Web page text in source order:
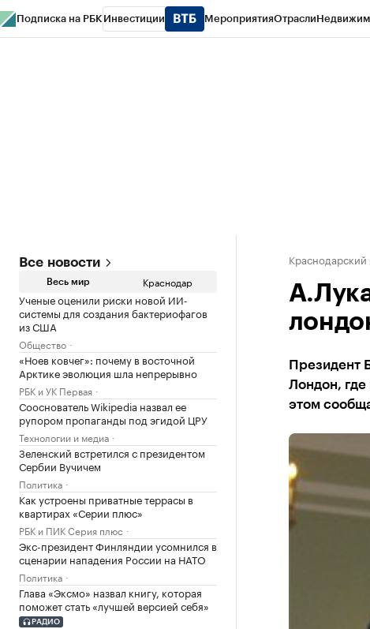
Подписка на РБК Инвестиции МероприятияОтрасли
Все новости
Весь мир Краснодар
Ученые оценили риски новой ИИ-
системы для создания бактериофагов
из США
Общество
«Ноев ковчег»: почему в восточной
Арктике эволюция шла непрерывно
РБК и УК Первая
Сооснователь Wikipedia назвал ее
рупором пропаганды под эгидой ЦРУ
Технологии и медиа
Зеленский встретился с президентом
Сербии Вучичем
Политика
Как устроены приватные террасы в
квартирах «Серии плюс»
РБК и ПИК Серия плюс
Экс-президент Финляндии усомнился в
сценарии нападения России на НАТО
Политика
Глава «Эксмо» назвал книгу, которая
поможет стать «лучшей версией себя»
РАДИО
Краснодарский
Президент
Лондон,
этом